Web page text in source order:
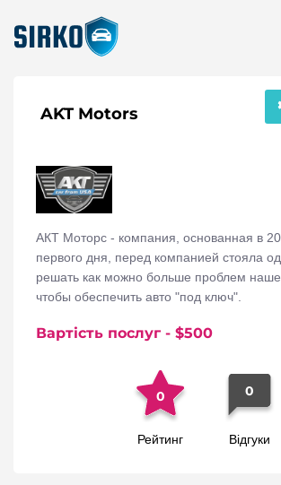
AKT Motors
АКТ Моторс - компания, основанная в
первого дня, перед компанией стояла
решать как можно больше проблем
чтобы обеспечить авто "под ключ".
Вартість послуг - $500
0
Рейтинг
0
Відгуки